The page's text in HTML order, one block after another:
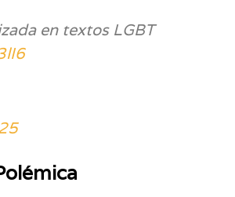
en textos LGBT